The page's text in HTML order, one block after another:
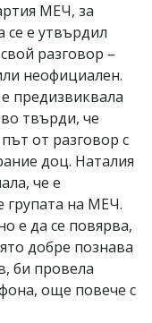
МЕЧ, за
се е утвърдил
разговор –
неофициален.
предизвиквала
твърди, че
от разговор с
доц. Наталия
че е
групата на МЕЧ.
е да се повярва,
добре познава
би провела
още повече с